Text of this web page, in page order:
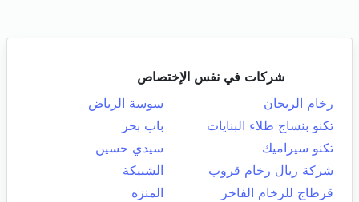
شركات في نفس الإختصاص
رخام الريحان
سوسة الرياض
تكنو بنساج طلاء البنايات
باب بحر
تكنو سيراميك
سيدي حسين
شركة ريال رخام قروب
الشبيكة
قرطاج للرخام الفاخر
المنزه